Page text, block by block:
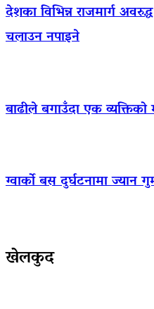
देशका विभिन्न राजमार्ग
चलाउन नपाइने
बाढीले बगाउँदा एक व्यक्तिको
ग्वार्को बस दुर्घटनामा ज्यान
खेलकुद